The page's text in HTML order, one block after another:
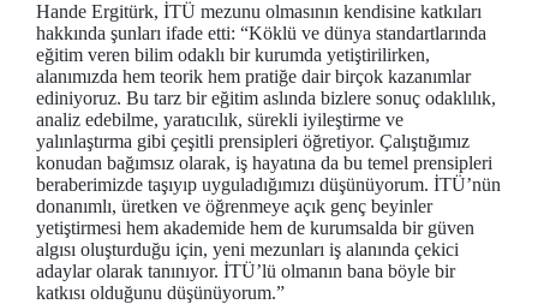
Hande Ergitürk, İTÜ mezunu olmasının kendisine katkıları
hakkında şunları ifade etti: “Köklü ve dünya standartlarında
eğitim veren bilim odaklı bir kurumda yetiştirilirken,
alanımızda hem teorik hem pratiğe dair birçok kazanımlar
ediniyoruz. Bu tarz bir eğitim aslında bizlere sonuç odaklılık,
analiz edebilme, yaratıcılık, sürekli iyileştirme ve
yalınlaştırma gibi çeşitli prensipleri öğretiyor. Çalıştığımız
konudan bağımsız olarak, iş hayatına da bu temel prensipleri
beraberimizde taşıyıp uyguladığımızı düşünüyorum. İTÜ’nün
donanımlı, üretken ve öğrenmeye açık genç beyinler
yetiştirmesi hem akademide hem de kurumsalda bir güven
algısı oluşturduğu için, yeni mezunları iş alanında çekici
adaylar olarak tanınıyor. İTÜ’lü olmanın bana böyle bir
katkısı olduğunu düşünüyorum.”